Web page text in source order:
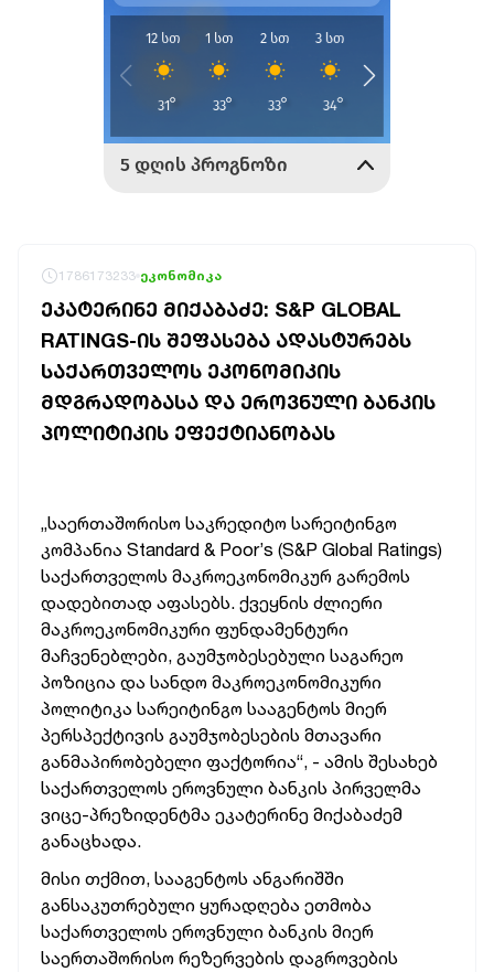
1786173233 ეკონომიკა
ᲔᲙᲐᲢᲔᲠᲘᲜᲔ ᲛᲘᲥᲐᲑᲐᲫᲔ: S&P GLOBAL
RATINGS-ᲘᲡ ᲨᲔᲤᲐᲡᲔᲑᲐ ᲐᲓᲐᲡᲢᲣᲠᲔᲑᲡ
ᲡᲐᲥᲐᲠᲗᲕᲔᲚᲝᲡ ᲔᲙᲝᲜᲝᲛᲘᲙᲘᲡ
ᲛᲓᲒᲠᲐᲓᲝᲑᲐᲡᲐ ᲓᲐ ᲔᲠᲝᲕᲜᲣᲚᲘ ᲑᲐᲜᲙᲘᲡ
ᲞᲝᲚᲘᲢᲘᲙᲘᲡ ᲔᲤᲔᲥᲢᲘᲐᲜᲝᲑᲐᲡ
„საერთაშორისო საკრედიტო სარეიტინგო
კომპანია Standard & Poor’s (S&P Global Ratings)
საქართველოს მაკროეკონომიკურ გარემოს
დადებითად აფასებს. ქვეყნის ძლიერი
მაკროეკონომიკური ფუნდამენტური
მაჩვენებლები, გაუმჯობესებული საგარეო
პოზიცია და სანდო მაკროეკონომიკური
პოლიტიკა სარეიტინგო სააგენტოს მიერ
პერსპექტივის გაუმჯობესების მთავარი
განმაპირობებელი ფაქტორია“, - ამის შესახებ
საქართველოს ეროვნული ბანკის პირველმა
ვიცე-პრეზიდენტმა ეკატერინე მიქაბაძემ
განაცხადა.
მისი თქმით, სააგენტოს ანგარიშში
განსაკუთრებული ყურადღება ეთმობა
საქართველოს ეროვნული ბანკის მიერ
საერთაშორისო რეზერვების დაგროვების